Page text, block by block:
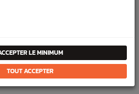
eau & huile
à eau & huile
LE MINIMUM
TOUT ACCEPTER